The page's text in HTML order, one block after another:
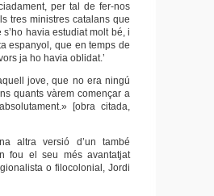
per tal de fer-nos
tres ministres catalans que
havia estudiat molt bé, i
espanyol, que en temps de
ja ho havia oblidat.’
jove, que no era ningú
quants vàrem començar a
[obra citada,
altra versió d’un també
fou el seu més avantatjat
o filocolonial, Jordi